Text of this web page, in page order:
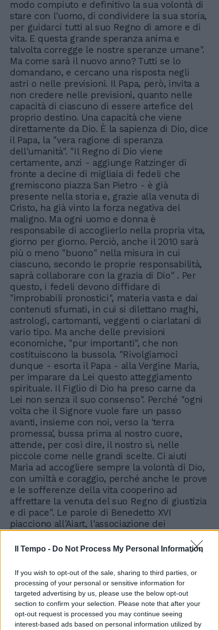
Il Tempo - Do Not Process My Personal Information
If you wish to opt-out of the sale, sharing to third parties, or
processing of your personal or sensitive information for
targeted advertising by us, please use the below opt-out
section to confirm your selection. Please note that after your
opt-out request is processed you may continue seeing
interest-based ads based on personal information utilized by
modo compiuto e definitivo la sua volontà di
stare con l'uomo, di condividere la sua storia,
per guidarci tutti al suo Regno di amore e di
vita. E questa grande speranza anima e
talvolta corregge le nostre speranze umane".
Ma come sarà il nuovo anno? Tutti se lo
domandano, e cercano una risposta negli
astri o nelle previsioni. Il Papa, però, invita a
non credere nelle previsioni, quanto nelle
capacità di ciascuno di essere artefice del
proprio destino. Una capacità che viene
direttamente da Dio. È la sapienza di Dio, dice
il Papa, la "vera ragione di speranza
dell'umanità". "Il Regno di Dio viene
certamente, anzi - aggiunge Ratzinger di
fronte a decine di migliaia di fedeli che
gremiscono piazza San Pietro - è già
presente nella storia e, grazie alla venuta di
Cristo, ha già vinto la forza negativa del
maligno. Ma ogni uomo e donna è
responsabile di accoglierlo nella propria vita,
giorno per giorno. Perciò, anche il 2010 sarà
più o meno "buono" nella misura in cui
ciascuno, secondo le proprie responsabilità,
saprà collaborare con la grazia di Dio" . Per
questo, i fedeli devono diffidare di
"improbabili pronostici", materia vasta e dai
contenuti sfumati, in cui si dilettano maghi,
astrologi, cartomanti, veggenti o ciarlatani di
vario tipo. Ma anche delle previsioni
economiche, "pur importanti", che non
costituiscono la bussola. "Rivolgiamoci
dunque - esorta il Papa - alla Vergine Maria,
per imparare da Lei questo atteggiamento
spirituale. Il Figlio di Dio ha preso carne da
Lei non senza il suo consenso". Perché "ogni
volta che il Signore vuole fare un passo
avanti, insieme con noi, verso la 'terra
promessa', bussa prima al nostro cuore,
attende, per così dire, il nostro sì, nelle
piccole come nelle grandi scelte. Ci aiuti
Maria ad accogliere sempre la volontà di Dio,
con umiltà e coraggio, perché anche le prove
e le sofferenze della vita cooperino ad
affrettare la venuta del suo Regno di giustizia
e di pace". Le parole di Benedetto XVI
piacciono all'Aiart, l'associazione dei
polemizzato contro l'oroscopo in tv, e che si
assolutamente fuori luogo" concessi dalla tv
a maghi, astrologi e cartomanti. Benedetto XVI
non si è riferito alla polemica dei giorni
scorsi. Ha voluto, piuttosto, dare un
messaggio universale di speranza. Anche
questo è nel suo stile: non intervenire